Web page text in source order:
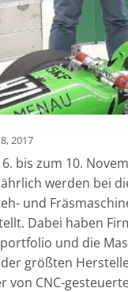
2017
bis zum 10.
werden bei
und
Dabei haben
und die
größten
von CNC-